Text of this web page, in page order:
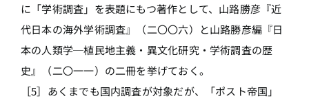
に「学術調査」を表題にもつ著作として、山路勝彦『近
代日本の海外学術調査』（二〇〇六）と山路勝彦編『日
本の人類学─植民地主義・異文化研究・学術調査の歴
史』（二〇一一）の二冊を挙げておく。
［5］あくまでも国内調査が対象だが、「ポスト帝国」